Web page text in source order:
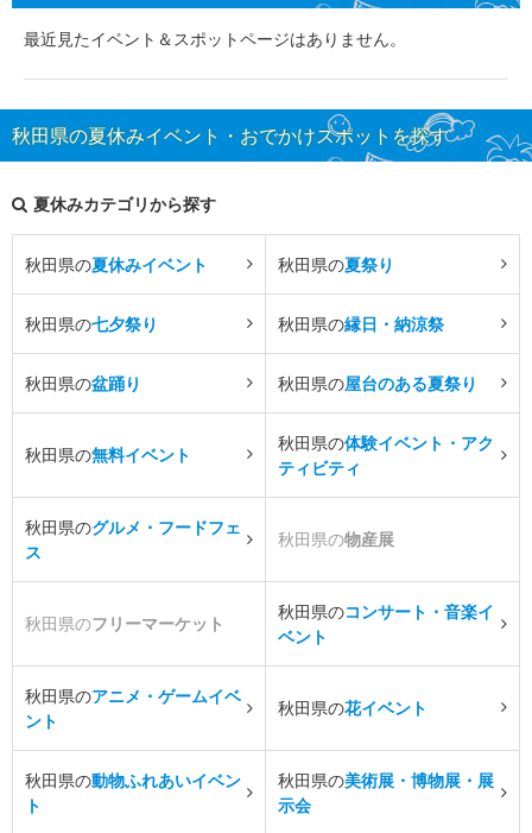
最近見たイベント＆スポットページはありません。
秋田県の夏休みイベント・おでかけスポットを探す
夏休みカテゴリから探す
秋田県の夏休みイベント 秋田県の夏祭り
秋田県の七夕祭り 秋田県の縁日・納涼祭
秋田県の盆踊り 秋田県の屋台のある夏祭り
秋田県の無料イベント
秋田県の体験イベント・アク
ティビティ
秋田県のグルメ・フードフェ
ス
秋田県の物産展
秋田県のフリーマーケット
秋田県のコンサート・音楽イ
ベント
秋田県のアニメ・ゲームイベ
ント
秋田県の花イベント
秋田県の動物ふれあいイベン
ト
秋田県の美術展・博物展・展
示会